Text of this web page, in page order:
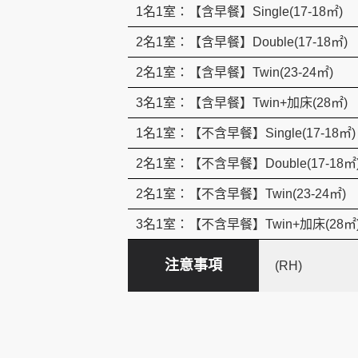
1名1室：【含早餐】Single(17-18㎡)
2名1室：【含早餐】Double(17-18㎡)
2名1室：【含早餐】Twin(23-24㎡)
3名1室：【含早餐】Twin+加床(28㎡)
1名1室：【不含早餐】Single(17-18㎡)
2名1室：【不含早餐】Double(17-18
2名1室：【不含早餐】Twin(23-24㎡)
3名1室：【不含早餐】Twin+加床(28
注意事項 (RH)